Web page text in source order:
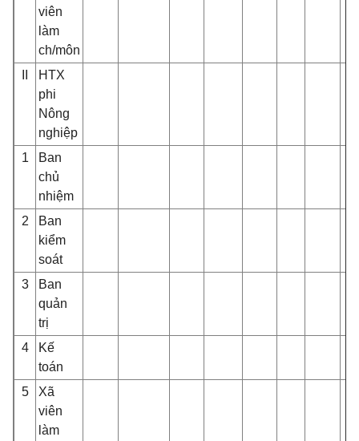
viên
làm
ch/môn
HTX
phi
Nông
nghiệp
1
Ban
chủ
nhiệm
2
Ban
kiểm
soát
3
Ban
quản
trị
4
Kế
toán
5
Xã
viên
làm